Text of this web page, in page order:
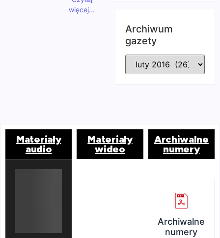
więcej...
Archiwum
gazety
Materiały
audio
Materiały
wideo
Archiwalne
numery
Archiwalne
numery